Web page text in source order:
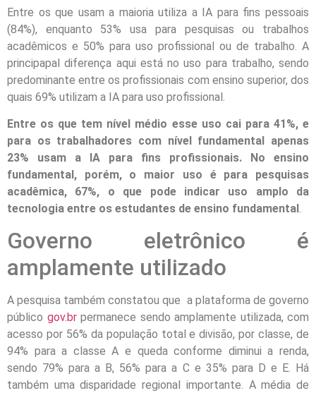
Entre os que usam a maioria utiliza a IA para fins pessoais
(84%), enquanto 53% usa para pesquisas ou trabalhos
acadêmicos e 50% para uso profissional ou de trabalho. A
principapal diferença aqui está no uso para trabalho, sendo
predominante entre os profissionais com ensino superior, dos
quais 69% utilizam a IA para uso profissional.
Entre os que tem nível médio esse uso cai para 41%, e
para os trabalhadores com nível fundamental apenas
23% usam a IA para fins profissionais. No ensino
fundamental, porém, o maior uso é para pesquisas
acadêmica, 67%, o que pode indicar uso amplo da
tecnologia entre os estudantes de ensino fundamental.
Governo eletrônico é
amplamente utilizado
A pesquisa também constatou que a plataforma de governo
público gov.brpermanece sendo amplamente utilizada, com
acesso por 56% da população total e divisão, por classe, de
94% para a classe A e queda conforme diminui a renda,
sendo 79% para a B, 56% para a C e 35% para D e E. Há
também uma disparidade regional importante. A média de